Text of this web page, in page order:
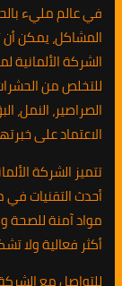
في عالم مليء
المشاكل، يمكن
الشركة
للتخلص من
الصراصير، النمل،
الاعتماد على
تتميز الشركة
أحدث التقنيات
مواد آمنة للصحة
أكثر فعالية ولا